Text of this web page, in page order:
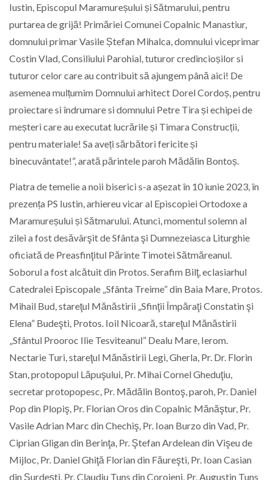
Iustin, Episcopul Maramureșului și Sătmarului, pentru
purtarea de grijă! Primăriei Comunei Copalnic Manastiur,
domnului primar Vasile Ștefan Mihalca, domnului viceprimar
Costin Vlad, Consiliului Parohial, tuturor credincioșilor si
tuturor celor care au contribuit să ajungem până aici! De
asemenea mulțumim Domnului arhitect Dorel Cordoș, pentru
proiectare si îndrumare si domnului Petre Tira și echipei de
meșteri care au executat lucrările și Timara Construcții,
pentru materiale! Sa aveți sărbători fericite și
binecuvântate!”, arată părintele paroh Mădălin Bontoș.
Piatra de temelie a noii biserici s-a așezat în 10 iunie 2023, în
prezența PS Iustin, arhiereu vicar al Episcopiei Ortodoxe a
Maramureșului și Sătmarului. Atunci, momentul solemn al
zilei a fost desăvârşit de Sfânta şi Dumnezeiasca Liturghie
oficiată de Preasfinţitul Părinte Timotei Sătmăreanul.
Soborul a fost alcătuit din Protos. Serafim Bilţ, eclasiarhul
Catedralei Episcopale „Sfânta Treime” din Baia Mare, Protos.
Mihail Bud, stareţul Mănăstirii „Sfinţii Împăraţi Constatin şi
Elena” Budeşti, Protos. Ioil Nicoară, stareţul Mănăstirii
„Sfântul Prooroc Ilie Tesviteanul” Dealu Mare, Ierom.
Nectarie Turi, stareţul Mănăstirii Legi, Gherla, Pr. Dr. Florin
Stan, protopopul Lăpuşului, Pr. Mihai Cornel Gheduţiu,
secretar protopopesc, Pr. Mădălin Bontoş, paroh, Pr. Daniel
Pop din Plopiş, Pr. Florian Oros din Copalnic Mănăştur, Pr.
Vasile Adrian Marc din Chechiş, Pr. Ioan Burzo din Vad, Pr.
Ciprian Gligan din Berinţa, Pr. Ştefan Ardelean din Vişeu de
Mijloc, Pr. Daniel Ghiţă Florian din Făureşti, Pr. Ioan Casian
din Şurdeşti, Pr. Claudiu Tuns din Coroieni, Pr. Augustin Tuns